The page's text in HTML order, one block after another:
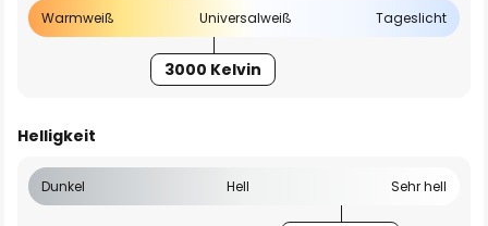
Warmweiß Universalweiß Tageslicht
3000 Kelvin
Helligkeit
Dunkel Hell Sehr hell